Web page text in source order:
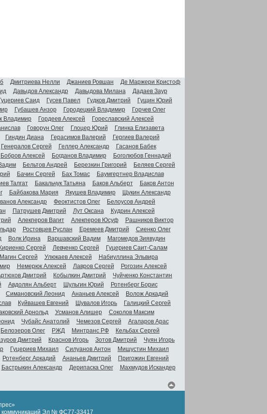
Дмитриева Нелли Джаниев Ровшан
Де Маржери Кристоф
Давыдов Александр Давыдова Милана
Дадаев Заур
Саид Гусев Павел Гудков Дмитрий
Гущин Юрий
Губашев Анзор Городецкий Владимир
Горчев Олег
Владимир Гордеев Алексей
Гореславский Алексей
Говорун Олег Глоцер Юрий
Глинка Елизавета
Гиндин Диана Герасимов Валерий
Гергиев Валерий
Генералов Сергей Геллер Александр
Гасанов Бабек
Бобров Алексей Богданов Владимир
Боголюбов Геннадий
Бельтов Андрей Березкин Григорий
Беляев Сергей
Бачин Сергей Бах Томас
Баумгертнер Владислав
Талгат Бакальчук Татьяна Баков Альберт
Баков Антон
Байбакова Мария Якушев Владимир
Щукин Александр
Александр Феоктистов Олег
Белоусов Андрей
Патрушев Дмитрий Лут Оксана
Кудрин Алексей
Алекперов Вагит Алекперов Юсуф
Рашников Виктор
Ростовцев Руслан Еремеев Дмитрий
Сиенко Олег
Волк Ирина Варшавский Вадим
Магомедов Зиявудин
Кириенко Сергей Левченко Сергей
Гуцериев Саит-Салам
Магин Сергей Улюкаев Алексей
Набиуллина Эльвира
Немерюк Алексей Лавров Сергей
Рогозин Алексей
Дмитрий Кобылкин Дмитрий
Чуйченко Константин
Авдолян Альберт Шульгин Юрий
Ротенберг Борис
Симановский Леонид Ананьев Алексей
Волож Аркадий
Куйвашев Евгений Шувалов Игорь
Галицкий Сергей
Арнольд Усманов Алишер
Соколов Максим
Чубайс Анатолий Чемезов Сергей
Агаларов Арас
Белозеров Олег РЖД Минтранс РФ
Кельбах Сергей
Дмитрий Краснов Игорь Зотов Дмитрий
Чуян Игорь
Гуцериев Михаил Силуанов Антон
Мишустин Михаил
Ротенберг Аркадий Ананьев Дмитрий
Пригожин Евгений
Бастрыкин Александр Дерипаска Олег Махмудов Искандер
коммуникаций Эл № ФС77-33417